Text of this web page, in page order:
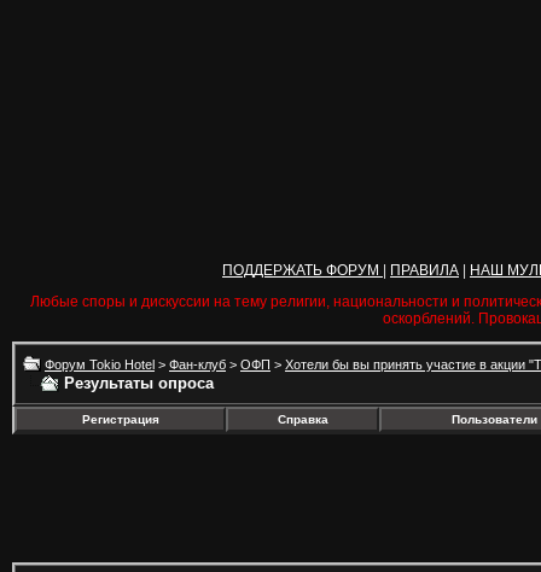
ПОДДЕРЖАТЬ ФОРУМ ПРАВИЛА
НАШ
Любые споры и дискуссии на тему религии, национальности и
оскорблений.
Форум Tokio Hotel > Фан-клуб > ОФП > Хотели бы вы принять участие в акции
Результаты опроса
Регистрация Справка Пользователи